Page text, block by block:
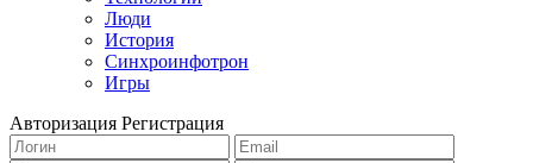
Люди
История
Синхроинфотрон
Игры
Авторизация Регистрация